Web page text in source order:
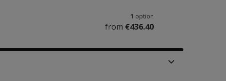
1 option
from €436.40